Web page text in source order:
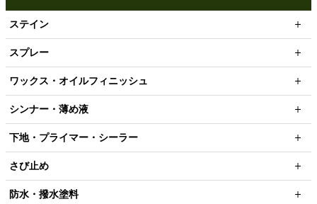
ステイン
スプレー
ワックス・オイルフィニッシュ
シンナー・薄め液
下地・プライマー・シーラー
さび止め
防水・撥水塗料